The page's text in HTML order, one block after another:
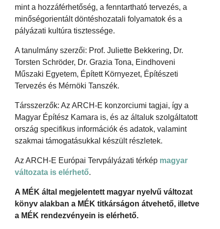
mint a hozzáférhetőség, a fenntartható tervezés, a
minőségorientált döntéshozatali folyamatok és a
pályázati kultúra tisztessége.
A tanulmány szerzői: Prof. Juliette Bekkering, Dr.
Torsten Schröder, Dr. Grazia Tona, Eindhoveni
Műszaki Egyetem, Épített Környezet, Építészeti
Tervezés és Mérnöki Tanszék.
Társszerzők: Az ARCH-E konzorciumi tagjai, így a
Magyar Építész Kamara is, és az általuk szolgáltatott
ország specifikus információk és adatok, valamint
szakmai támogatásukkal készült részletek.
Az ARCH-E Európai Tervpályázati térkép magyar
változata is elérhető.
A MÉK által megjelentett magyar nyelvű változat
könyv alakban a MÉK titkárságon átvehető, illetve
a MÉK rendezvényein is elérhető.